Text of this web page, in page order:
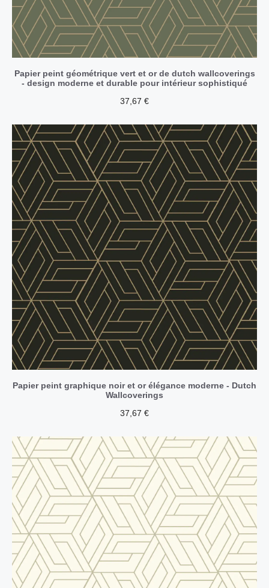
Papier peint géométrique vert et or de dutch wallcoverings
- design moderne et durable pour intérieur sophistiqué
37,67 €
Papier peint graphique noir et or élégance moderne - Dutch
Wallcoverings
37,67 €